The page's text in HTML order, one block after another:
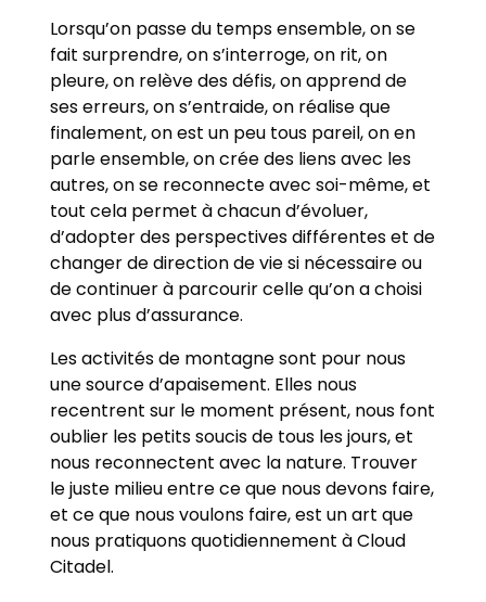
Lorsqu’on passe du temps ensemble, on se
fait surprendre, on s’interroge, on rit, on
pleure, on relève des défis, on apprend de
ses erreurs, on s’entraide, on réalise que
finalement, on est un peu tous pareil, on en
parle ensemble, on crée des liens avec les
autres, on se reconnecte avec soi-même, et
tout cela permet à chacun d’évoluer,
d’adopter des perspectives différentes et de
changer de direction de vie si nécessaire ou
de continuer à parcourir celle qu’on a choisi
avec plus d’assurance.
Les activités de montagne sont pour nous
une source d’apaisement. Elles nous
recentrent sur le moment présent, nous font
oublier les petits soucis de tous les jours, et
nous reconnectent avec la nature. Trouver
le juste milieu entre ce que nous devons faire,
et ce que nous voulons faire, est un art que
nous pratiquons quotidiennement à Cloud
Citadel.